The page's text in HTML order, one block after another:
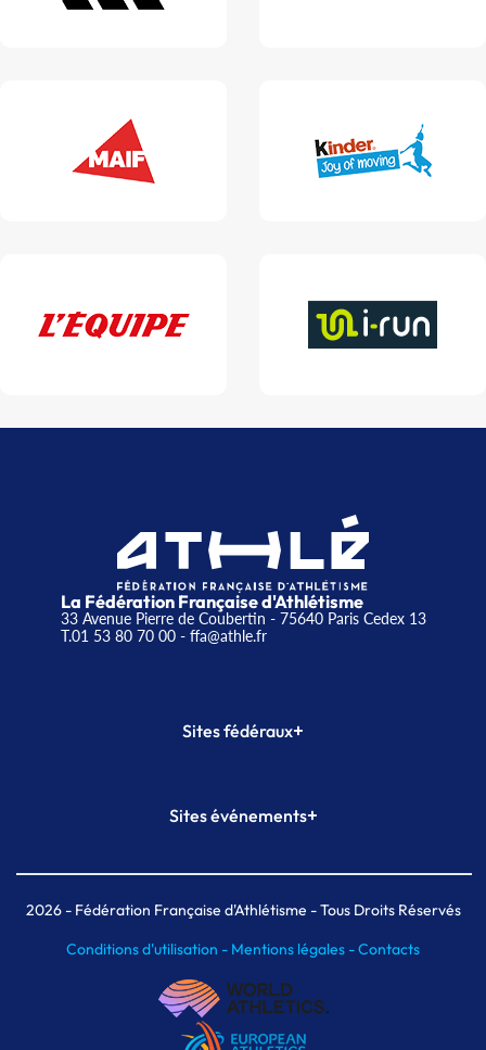
La Fédération Française d'Athlétisme
33 Avenue Pierre de Coubertin - 75640 Paris Cedex 13
T.01 53 80 70 00- ffa@athle.fr
Sites fédéraux+
Plateforme Formation
Sites événements+
Meeting de Paris indoor
MAIF Ekiden de Paris
2026- Fédération Française d'Athlétisme - Tous Droits Réservés
Conditions d'utilisation - Mentions légales -Contacts